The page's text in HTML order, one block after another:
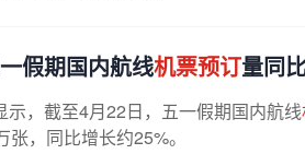
假期国内航线机票预订量同
示，截至4月22日，五一假期国内航线
张，同比增长约25%。